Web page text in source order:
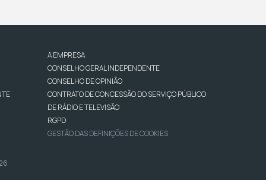
A EMPRESA
CONSELHO GERAL INDEPENDENTE
CONSELHO DE OPINIÃO
CONTRATO DE CONCESSÃO DO SERVIÇO PÚBLICO
DE RÁDIO E TELEVISÃO
RGPD
GESTÃO DAS DEFINIÇÕES DE COOKIES